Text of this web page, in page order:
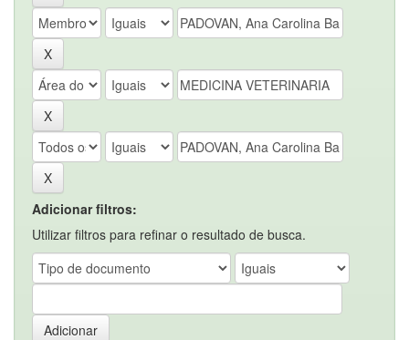
Adicionar filtros:
Utilizar filtros para refinar o resultado de busca.